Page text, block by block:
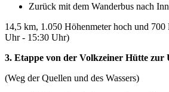
Zurück mit dem Wanderbus nach
14,5 km, 1.050 Höhenmeter hoch und
Uhr - 15:30 Uhr)
3. Etappe von der Volkzeiner Hütte zur
(Weg der Quellen und des Wassers)